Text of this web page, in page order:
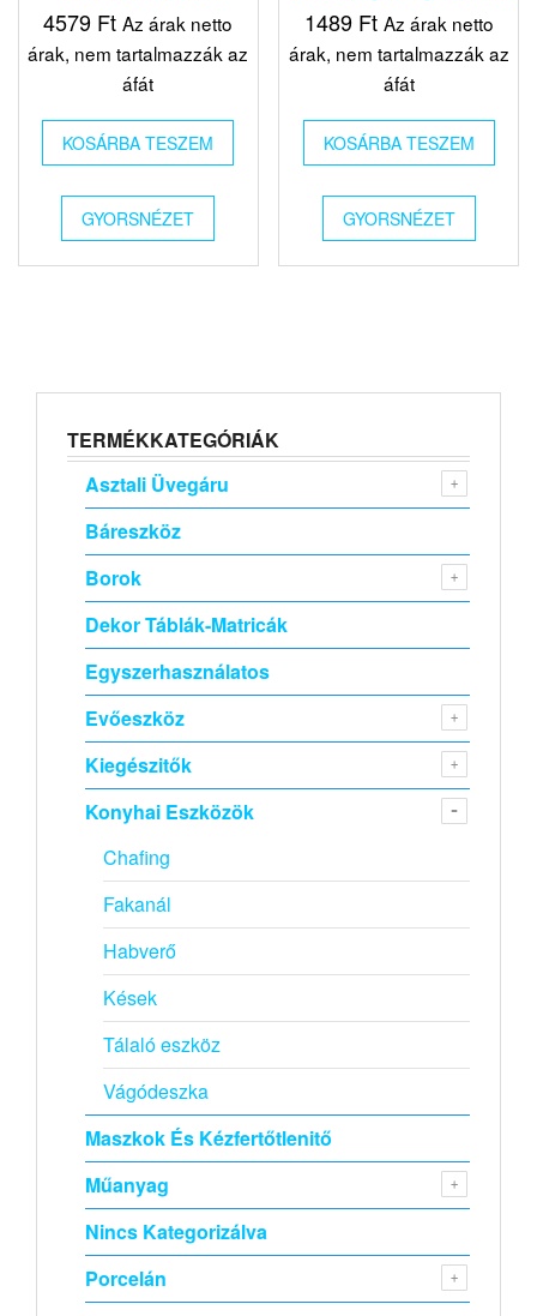
4579 Ft Az árak netto
árak, nem tartalmazzák az
áfát
KOSÁRBA TESZEM
GYORSNÉZET
1489 Ft Az árak netto
árak, nem tartalmazzák az
áfát
KOSÁRBA TESZEM
GYORSNÉZET
TERMÉKKATEGÓRIÁK
Asztali Üvegáru
Báreszköz
Borok
Dekor Táblák-Matricák
Egyszerhasználatos
Evőeszköz
Kiegészitők
Konyhai Eszközök
Chafing
Fakanál
Habverő
Kések
Tálaló eszköz
Vágódeszka
Maszkok És Kézfertőtlenitő
Műanyag
Nincs Kategorizálva
Porcelán